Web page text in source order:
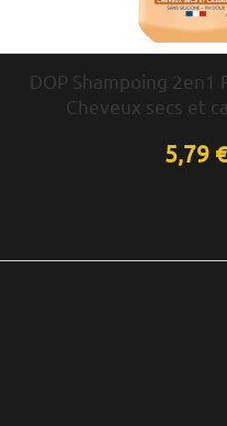
DOP Shampoing
Cheveux secs et
5,79 €